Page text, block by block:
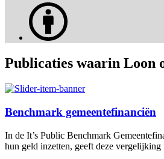
Publicaties waarin Loon
Benchmark gemeentefinanciën
In de It’s Public Benchmark
hun geld inzetten, geeft deze